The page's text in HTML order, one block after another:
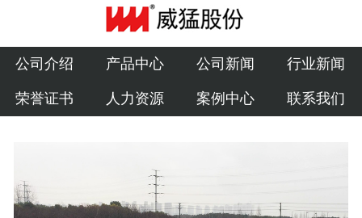
公司介绍
产品中心
公司新闻
公司介绍 产品中心 公司新闻 行业新闻
荣誉证书 人力资源 案例中心 联系我们